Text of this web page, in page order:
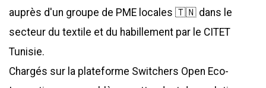
auprès d'un groupe de PME locales 🇹🇳 dans le
secteur du textile et du habillement par le CITET
Tunisie.
Chargés sur la plateforme Switchers Open Eco-